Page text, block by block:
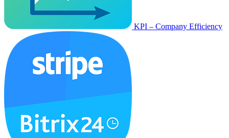
KPI – Company Efficiency